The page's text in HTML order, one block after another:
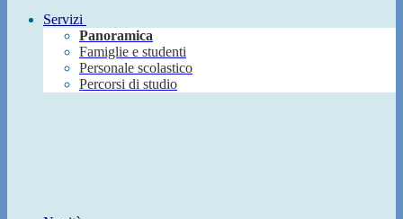
Servizi
Panoramica
Famiglie e studenti
Personale scolastico
Percorsi di studio